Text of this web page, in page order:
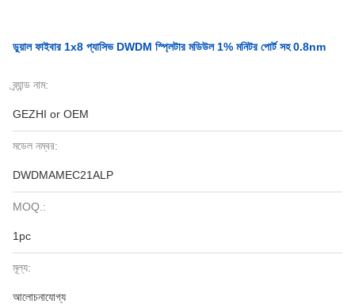
ডুয়াল ফাইবার 1x8 প্যাসিভ DWDM স্প্লিটার মডিউল 1% মনিটর পোর্ট সহ 0.8nm
ব্র্যান্ড নাম:
GEZHI or OEM
মডেল নম্বর:
DWDMAMEC21ALP
MOQ.:
1pc
মূল্য:
আলোচনাযোগ্য